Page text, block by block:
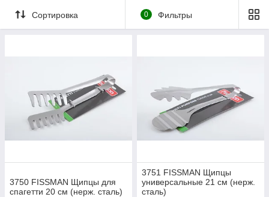
Сортировка 0 Фильтры
3750 FISSMAN Щипцы для
спагетти 20 см (нерж. сталь)
3751 FISSMAN Щипцы
универсальные 21 см (нерж.
сталь)